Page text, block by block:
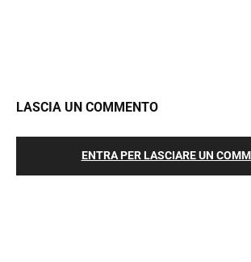
LASCIA UN COMMENTO
ENTRA PER LASCIARE UN